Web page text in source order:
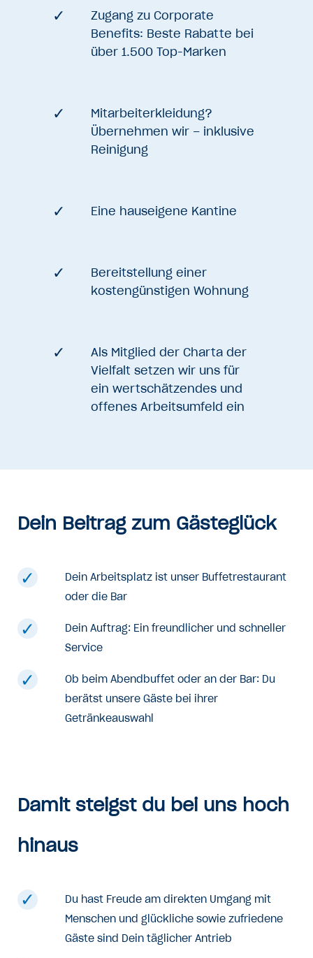
Dein Beitrag zum Gästeglück
Dein Arbeitsplatz ist unser Buffetrestaurant
oder die Bar
Dein Auftrag: Ein freundlicher und schneller
Service
Ob beim Abendbuffet oder an der Bar: Du
berätst unsere Gäste bei ihrer
Getränkeauswahl
Damit steigst du bei uns hoch
hinaus
Du hast Freude am direkten Umgang mit
Menschen und glückliche sowie zufriedene
Gäste sind Dein täglicher Antrieb
Zugang zu Corporate
Benefits: Beste Rabatte bei
über 1.500 Top-Marken
Mitarbeiterkleidung?
Übernehmen wir – inklusive
Reinigung
Eine hauseigene Kantine
Bereitstellung einer
kostengünstigen Wohnung
Als Mitglied der Charta der
Vielfalt setzen wir uns für
ein wertschätzendes und
offenes Arbeitsumfeld ein